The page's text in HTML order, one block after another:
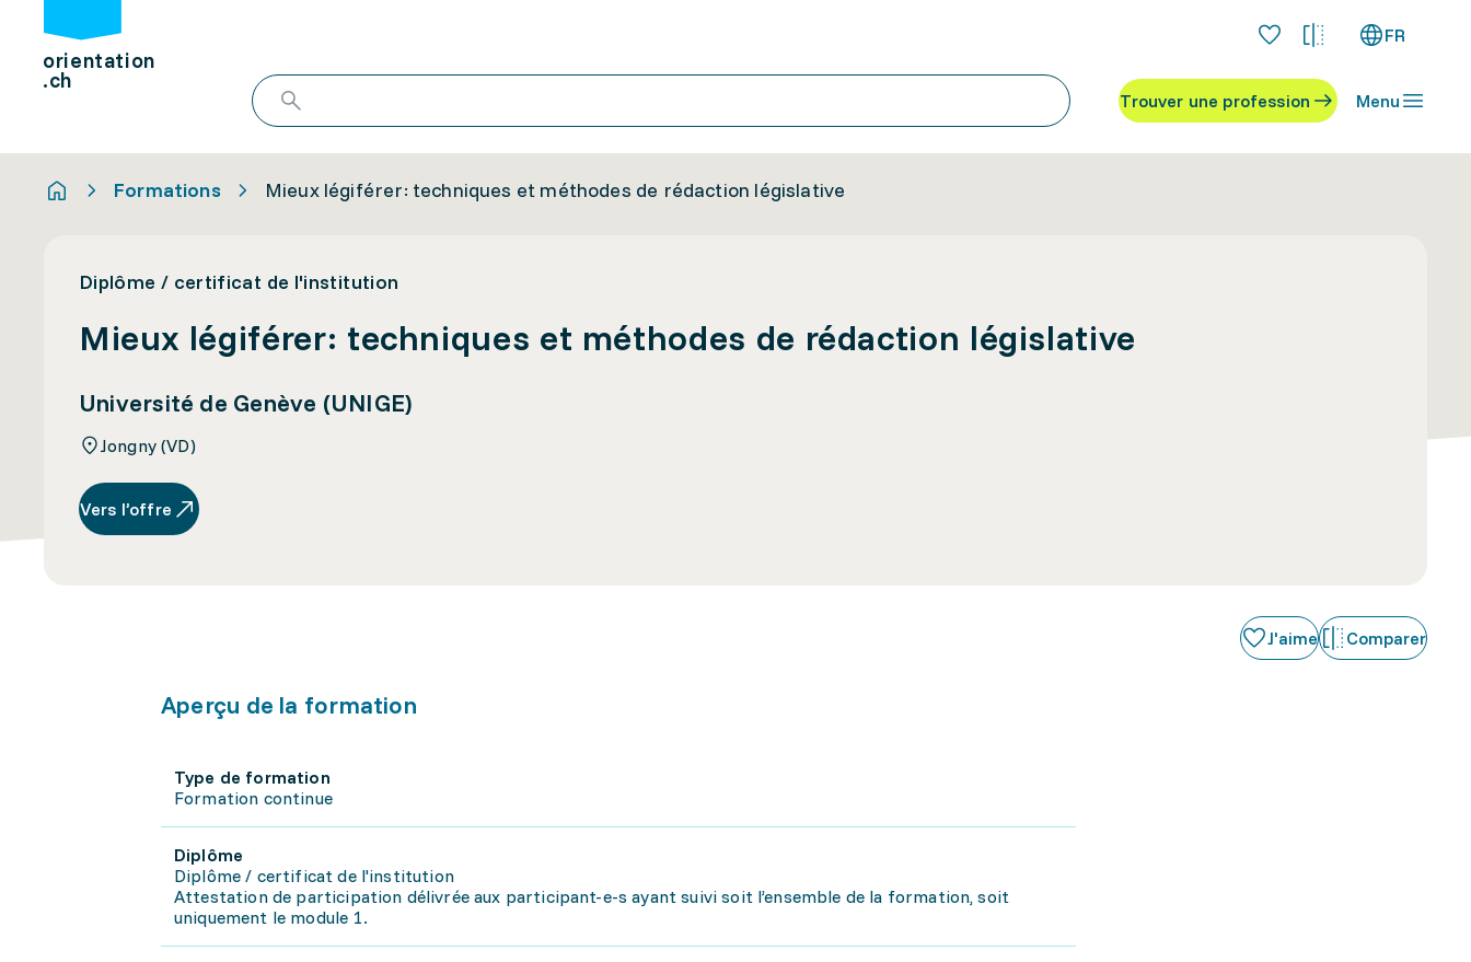
orientation
.ch
FR
Trouver une profession Menu
Formations Mieux légiférer: techniques et méthodes de rédaction législative
Diplôme / certificat de l'institution
Mieux légiférer: techniques et méthodes de rédaction législative
Université de Genève (UNIGE)
Jongny (VD)
Vers l’offre
J'aime Comparer
Aperçu de la formation
Type de formation
Formation continue
Diplôme
Diplôme / certificat de l'institution
Attestation de participation délivrée aux participant-e-s ayant suivi soit l’ensemble de la formation, soit
uniquement le module 1.